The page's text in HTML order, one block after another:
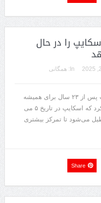
را در حال
In:
همگانی
با تایید مایکروسافت، پیام‌رسان اسکایپ پس از ۲۳ سال برای همیشه
تعطیل خواهد شد. مایکروسافت اعلام کرد که اسکایپ در تاریخ ۵ می
رسمی تعطیل می‌شود تا تمرکز بیشتری
Share